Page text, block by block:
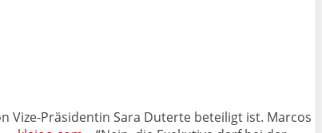
Vize-Präsidentin Sara Duterte beteiligt ist. Marcos